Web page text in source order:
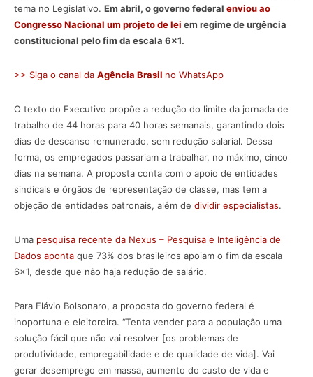
tema no Legislativo. Em abril, o governo federal enviou ao
Congresso Nacional um projeto de lei em regime de urgência
constitucional pelo fim da escala 6×1.
>> Siga o canal da Agência Brasil no WhatsApp
O texto do Executivo propõe a redução do limite da jornada de
trabalho de 44 horas para 40 horas semanais, garantindo dois
dias de descanso remunerado, sem redução salarial. Dessa
forma, os empregados passariam a trabalhar, no máximo, cinco
dias na semana. A proposta conta com o apoio de entidades
sindicais e órgãos de representação de classe, mas tem a
objeção de entidades patronais, além de dividir especialistas.
Uma pesquisa recente da Nexus – Pesquisa e Inteligência de
Dados aponta que 73% dos brasileiros apoiam o fim da escala
6×1, desde que não haja redução de salário.
Para Flávio Bolsonaro, a proposta do governo federal é
inoportuna e eleitoreira. “Tenta vender para a população uma
solução fácil que não vai resolver [os problemas de
produtividade, empregabilidade e de qualidade de vida]. Vai
gerar desemprego em massa, aumento do custo de vida e